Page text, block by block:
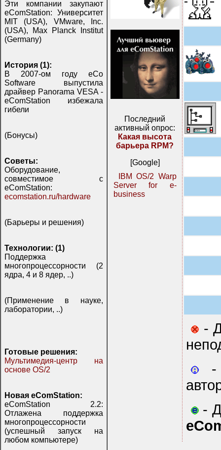
Эти компании закупают
eComStation: Университет
MIT (USA), VMware, Inc.
(USA), Max Planck Institut
(Germany)
История (1):
В 2007-ом году eCo
Software выпустила
драйвер Panorama VESA -
eComStation избежала
гибели
(Бонусы)
Советы:
Оборудование,
совместимое с
eComStation:
ecomstation.ru/hardware
(Барьеры и решения)
Технологии: (1)
Поддержка
многопроцессорности (2
ядра, 4 и 8 ядер, ..)
(Применение в науке,
лаборатории, ..)
Готовые решения:
Мультимедия-центр на
основе OS/2
Новая eComStation:
eComStation 2.2:
Отлажена поддержка
многопроцессорности
(успешный запуск на
любом компьютере)
Последний
активный опрос:
Какая высота
барьера RPM?
[Google]
IBM OS/2 Warp
Server for e-
business
-
-
-